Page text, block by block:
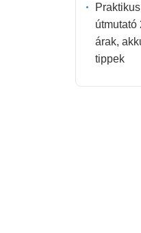
útmutató
árak,
tippek